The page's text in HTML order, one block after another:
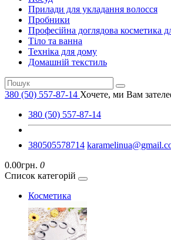
Прилади для укладання волосся
Пробники
Професійна доглядова косметика
Тіло та ванна
Техніка для дому
Домашній текстиль
380 (50) 557-87-14 Хочете, ми Вам
380 (50) 557-87-14
380505578714
0.00грн. 0
Список категорій
Косметика